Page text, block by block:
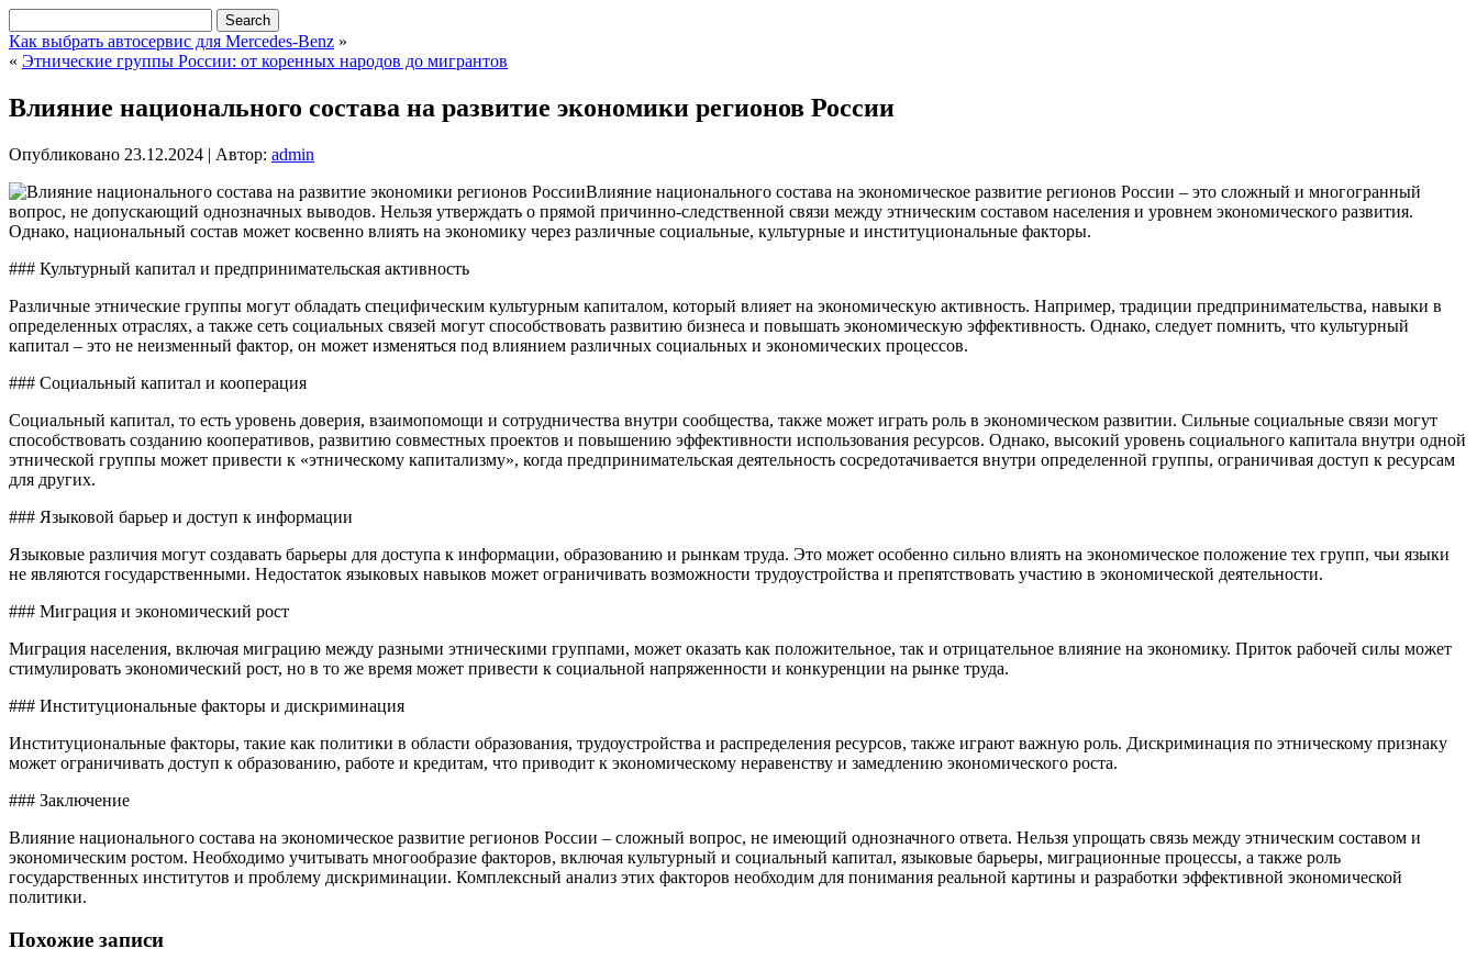
Как выбрать автосервис для Mercedes-Benz »
« Этнические группы России: от коренных народов до мигрантов
Влияние национального состава на развитие экономики регионов России
Опубликовано 23.12.2024 | Автор: admin
Влияние национального состава на экономическое развитие регионов России – это сложный и многогранный
вопрос, не допускающий однозначных выводов. Нельзя утверждать о прямой причинно-следственной связи между этническим составом населения и уровнем экономического развития.
Однако, национальный состав может косвенно влиять на экономику через различные социальные, культурные и институциональные факторы.
### Культурный капитал и предпринимательская активность
Различные этнические группы могут обладать специфическим культурным капиталом, который влияет на экономическую активность. Например, традиции предпринимательства, навыки в
определенных отраслях, а также сеть социальных связей могут способствовать развитию бизнеса и повышать экономическую эффективность. Однако, следует помнить, что культурный
капитал – это не неизменный фактор, он может изменяться под влиянием различных социальных и экономических процессов.
### Социальный капитал и кооперация
Социальный капитал, то есть уровень доверия, взаимопомощи и сотрудничества внутри сообщества, также может играть роль в экономическом развитии. Сильные социальные связи могут
способствовать созданию кооперативов, развитию совместных проектов и повышению эффективности использования ресурсов. Однако, высокий уровень социального капитала внутри одной
этнической группы может привести к «этническому капитализму», когда предпринимательская деятельность сосредотачивается внутри определенной группы, ограничивая доступ к ресурсам
для других.
### Языковой барьер и доступ к информации
Языковые различия могут создавать барьеры для доступа к информации, образованию и рынкам труда. Это может особенно сильно влиять на экономическое положение тех групп, чьи языки
не являются государственными. Недостаток языковых навыков может ограничивать возможности трудоустройства и препятствовать участию в экономической деятельности.
### Миграция и экономический рост
Миграция населения, включая миграцию между разными этническими группами, может оказать как положительное, так и отрицательное влияние на экономику. Приток рабочей силы может
стимулировать экономический рост, но в то же время может привести к социальной напряженности и конкуренции на рынке труда.
### Институциональные факторы и дискриминация
Институциональные факторы, такие как политики в области образования, трудоустройства и распределения ресурсов, также играют важную роль. Дискриминация по этническому признаку
может ограничивать доступ к образованию, работе и кредитам, что приводит к экономическому неравенству и замедлению экономического роста.
### Заключение
Влияние национального состава на экономическое развитие регионов России – сложный вопрос, не имеющий однозначного ответа. Нельзя упрощать связь между этническим составом и
экономическим ростом. Необходимо учитывать многообразие факторов, включая культурный и социальный капитал, языковые барьеры, миграционные процессы, а также роль
государственных институтов и проблему дискриминации. Комплексный анализ этих факторов необходим для понимания реальной картины и разработки эффективной экономической
политики.
Похожие записи